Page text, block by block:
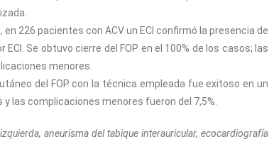
226 pacientes con ACV un ECI confirmó la presencia de
Se obtuvo cierre del FOP en el 100% de los casos; las
menores.
del FOP con la técnica empleada fue exitoso en un
las complicaciones menores fueron del 7,5%.
aneurisma del tabique interauricular, ecocardiografía